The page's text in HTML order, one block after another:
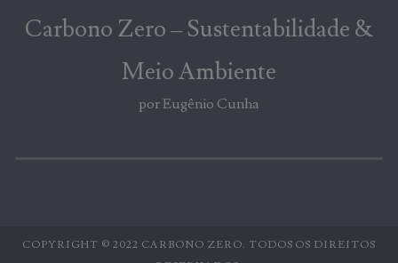
Carbono Zero – Sustentabilidade &
Meio Ambiente
por Eugênio Cunha
COPYRIGHT © 2022 CARBONO ZERO. TODOS OS DIREITOS